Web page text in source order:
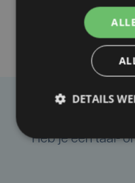
Heb je een taal-
DETAILS